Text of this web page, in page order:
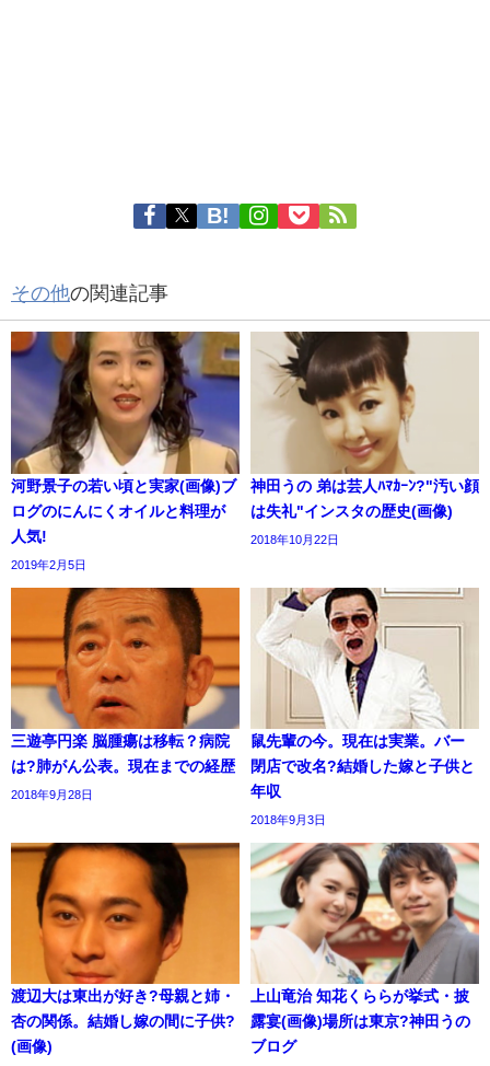
その他の関連記事
河野景子の若い頃と実家(画像)ブ
ログのにんにくオイルと料理が
人気!
2019年2月5日
神田うの 弟は芸人ﾊﾏｶｰﾝ?"汚い顔
は失礼"インスタの歴史(画像)
2018年10月22日
三遊亭円楽 脳腫瘍は移転？病院
は?肺がん公表。現在までの経歴
2018年9月28日
鼠先輩の今。現在は実業。バー
閉店で改名?結婚した嫁と子供と
年収
2018年9月3日
渡辺大は東出が好き?母親と姉・
杏の関係。結婚し嫁の間に子供?
(画像)
上山竜治 知花くららが挙式・披
露宴(画像)場所は東京?神田うの
ブログ